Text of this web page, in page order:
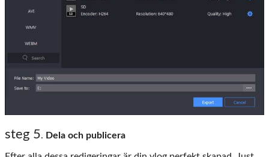
steg 5. Dela och publicera